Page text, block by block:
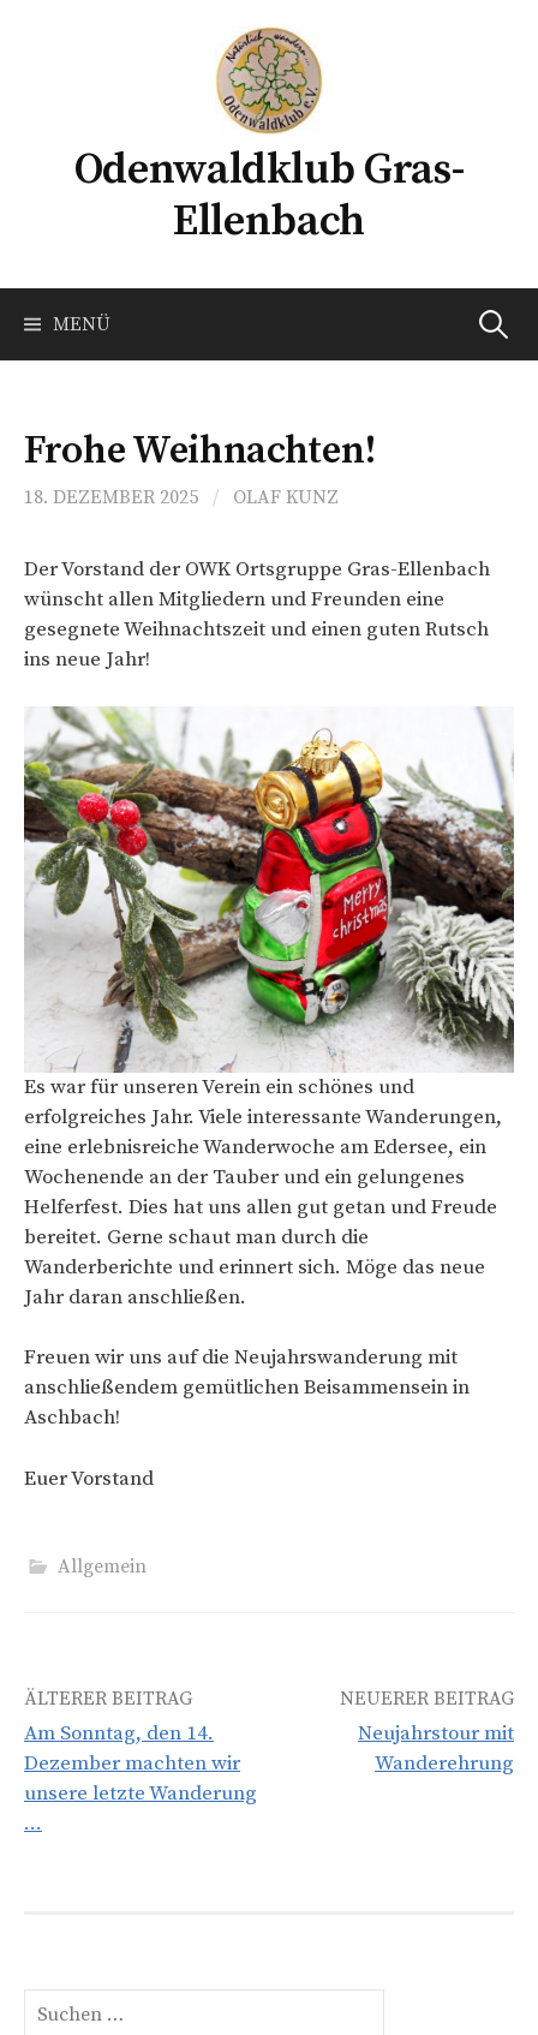
Odenwaldklub Gras-
Ellenbach
MENÜ Suchen
Frohe Weihnachten!
18. DEZEMBER 2025 / OLAF KUNZ
Der Vorstand der OWK Ortsgruppe Gras-Ellenbach
wünscht allen Mitgliedern und Freunden eine
gesegnete Weihnachtszeit und einen guten Rutsch
ins neue Jahr!
Es war für unseren Verein ein schönes und
erfolgreiches Jahr. Viele interessante Wanderungen,
eine erlebnisreiche Wanderwoche am Edersee, ein
Wochenende an der Tauber und ein gelungenes
Helferfest. Dies hat uns allen gut getan und Freude
bereitet. Gerne schaut man durch die
Wanderberichte und erinnert sich. Möge das neue
Jahr daran anschließen.
Freuen wir uns auf die Neujahrswanderung mit
anschließendem gemütlichen Beisammensein in
Aschbach!
Euer Vorstand
Allgemein
Beitrags-
Navigation
ÄLTERER BEITRAG
Am Sonntag, den 14.
Dezember machten wir
unsere letzte Wanderung
…
NEUERER BEITRAG
Neujahrstour mit
Wanderehrung
Suchen
nach: